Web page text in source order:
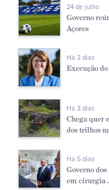
24 de julho
Governo
Açores
Há 2 dias
Execução
Há 3 dias
Chega quer
dos trilhos
Há 5 dias
Governo
em cirurgia